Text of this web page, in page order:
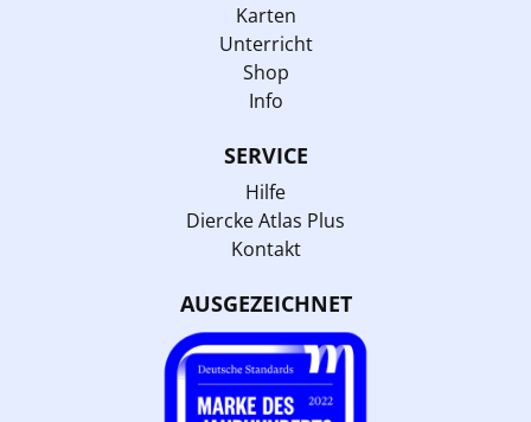
Karten
Unterricht
Shop
Info
SERVICE
Hilfe
Diercke Atlas Plus
Kontakt
AUSGEZEICHNET